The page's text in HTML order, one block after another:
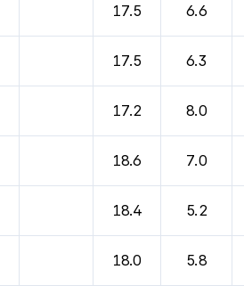
17.5 6.6
17.5 6.3
17.2 8.0
18.6 7.0
18.4 5.2
18.0 5.8